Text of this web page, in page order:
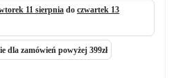
11 sierpnia do czwartek 13
dla zamówień powyżej 399zł